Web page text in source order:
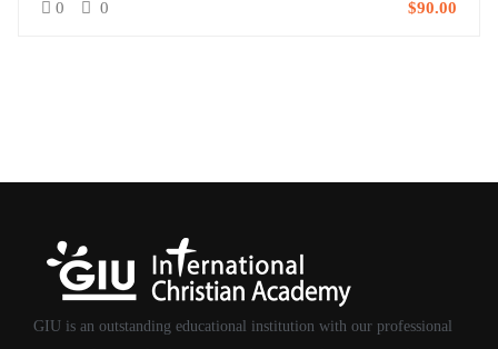
0 0 $90.00
GIU is an outstanding educational institution with our professional